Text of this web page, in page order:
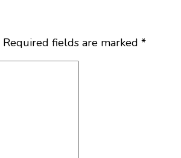
Required fields are marked *